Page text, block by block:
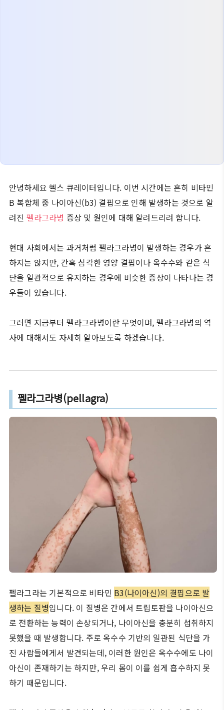
안녕하세요 헬스 큐레이터입니다. 이번 시간에는 흔히 비타민
B 복합체 중 나이아신(b3) 결핍으로 인해 발생하는 것으로 알
려진 펠라그라병 증상 및 원인에 대해 알려드리려 합니다.
현대 사회에서는 과거처럼 펠라그라병이 발생하는 경우가 흔
하지는 않지만, 간혹 심각한 영양 결핍이나 옥수수와 같은 식
단을 일관적으로 유지하는 경우에 비슷한 증상이 나타나는 경
우들이 있습니다.
그러면 지금부터 펠라그라병이란 무엇이며, 펠라그라병의 역
사에 대해서도 자세히 알아보도록 하겠습니다.
펠라그라병(pellagra)
펠라그라는 기본적으로 비타민 B3(나이아신)의 결핍으로 발
생하는 질병입니다. 이 질병은 간에서 트립토판을 나이아신으
로 전환하는 능력이 손상되거나, 나이아신을 충분히 섭취하지
못했을 때 발생합니다. 주로 옥수수 기반의 일관된 식단을 가
진 사람들에게서 발견되는데, 이러한 원인은 옥수수에도 나이
아신이 존재하기는 하지만, 우리 몸이 이를 쉽게 흡수하지 못
하기 때문입니다.